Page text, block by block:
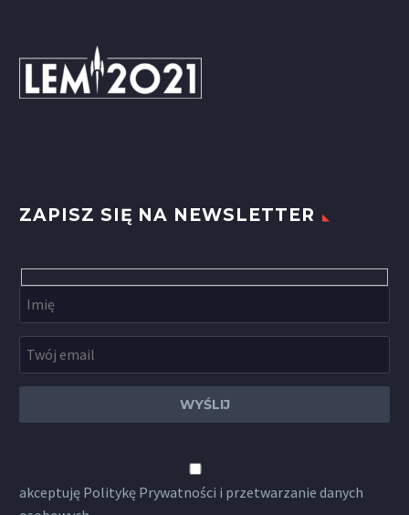
ZAPISZ SIĘ NA NEWSLETTER
akceptuję Politykę Prywatności i przetwarzanie danych